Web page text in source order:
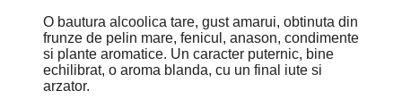
O bautura alcoolica tare, gust amarui, obtinuta din
frunze de pelin mare, fenicul, anason, condimente
si plante aromatice. Un caracter puternic, bine
echilibrat, o aroma blanda, cu un final iute si
arzator.